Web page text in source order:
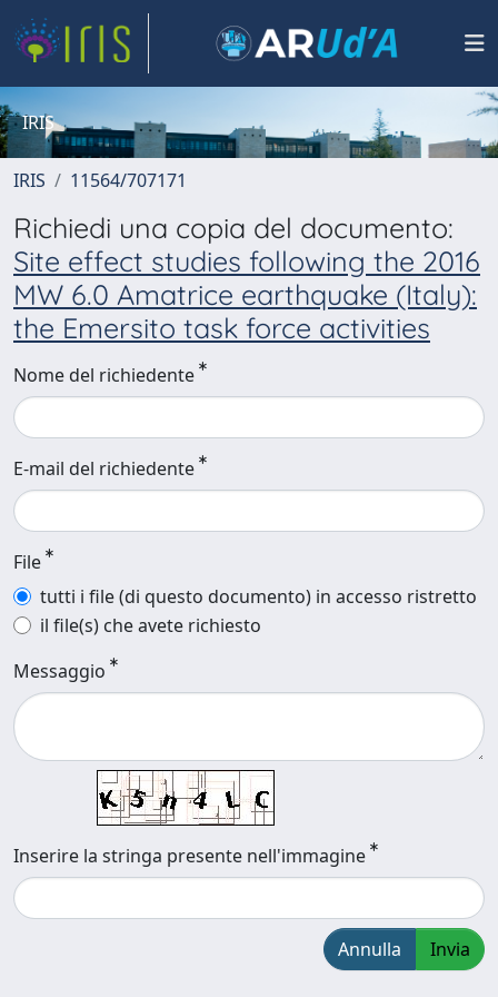
IRIS
IRIS 11564/707171
Richiedi una copia del documento:
Site effect studies following the 2016
MW 6.0 Amatrice earthquake (Italy):
the Emersito task force activities
Nome del richiedente
E-mail del richiedente
File
tutti i file (di questo documento) in accesso ristretto
il file(s) che avete richiesto
Messaggio
Inserire la stringa presente nell'immagine
Annulla Invia